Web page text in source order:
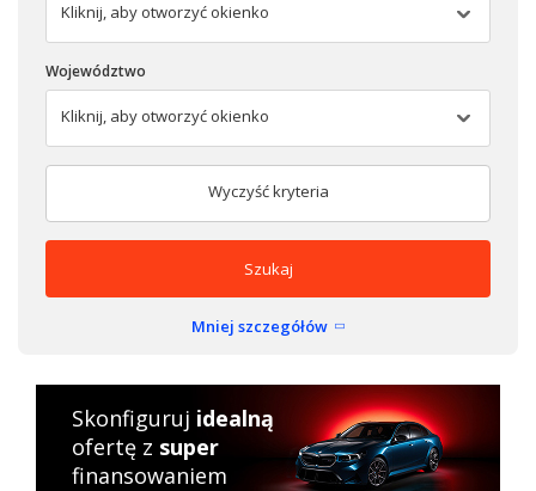
Kliknij, aby otworzyć okienko
Województwo
Kliknij, aby otworzyć okienko
Wyczyść kryteria
Mniej szczegółów
Szukaj
Skonfiguruj idealną
ofertę z super
finansowaniem